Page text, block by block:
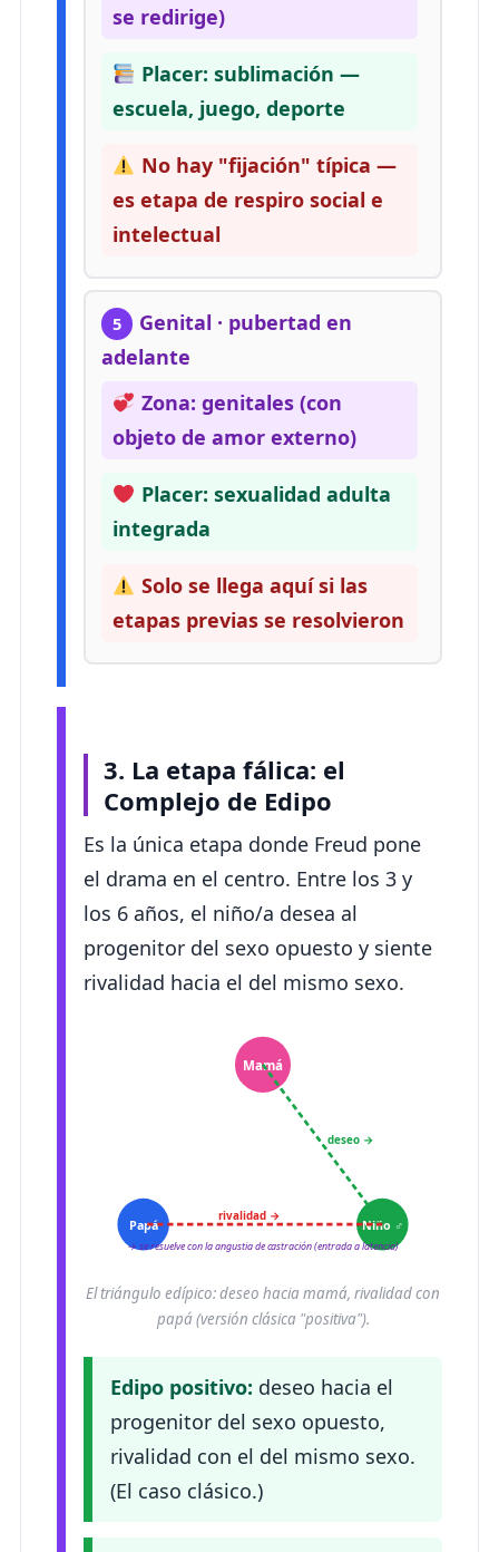
se redirige)
Placer: sublimación —
escuela, juego, deporte
No hay "fijación" típica —
es etapa de respiro social e
intelectual
5
Genital · pubertad en
adelante
Zona: genitales (con
objeto de amor externo)
Placer: sexualidad adulta
integrada
Solo se llega aquí si las
etapas previas se resolvieron
3. La etapa fálica: el
Complejo de Edipo
Es la única etapa donde Freud pone
el drama en el centro. Entre los 3 y
los 6 años, el niño/a desea al
progenitor del sexo opuesto y siente
rivalidad hacia el del mismo sexo.
Mamá
Papá Niño ♂
deseo →
rivalidad →
→ se resuelve con la angustia de castración (entrada a latencia)
El triángulo edípico: deseo hacia mamá, rivalidad con
papá (versión clásica "positiva").
Edipo positivo: deseo hacia el
progenitor del sexo opuesto,
rivalidad con el del mismo sexo.
(El caso clásico.)